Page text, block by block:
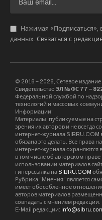
Нажимая «Подписаться»,
данных. Связаться с
© 2016 – 2026, Сетевое издание
Свидетельство ЭЛ № ФС 77 –
Федеральной службой по
технологий и массовых
Информации”
Материалы, публикуемые на
зрения их авторов и не всегда
интернет-журнала SIBRU.COM
обязана это делать. Все права
интернет-журнала охраняются
в том числе об авторском
использовании материалов
гиперссылка на SIBRU.COM
Рубрика “Мнения” является
имеет обособленное
авторов материалов
совпадать с мнением редакции.
E-Mail редакции: